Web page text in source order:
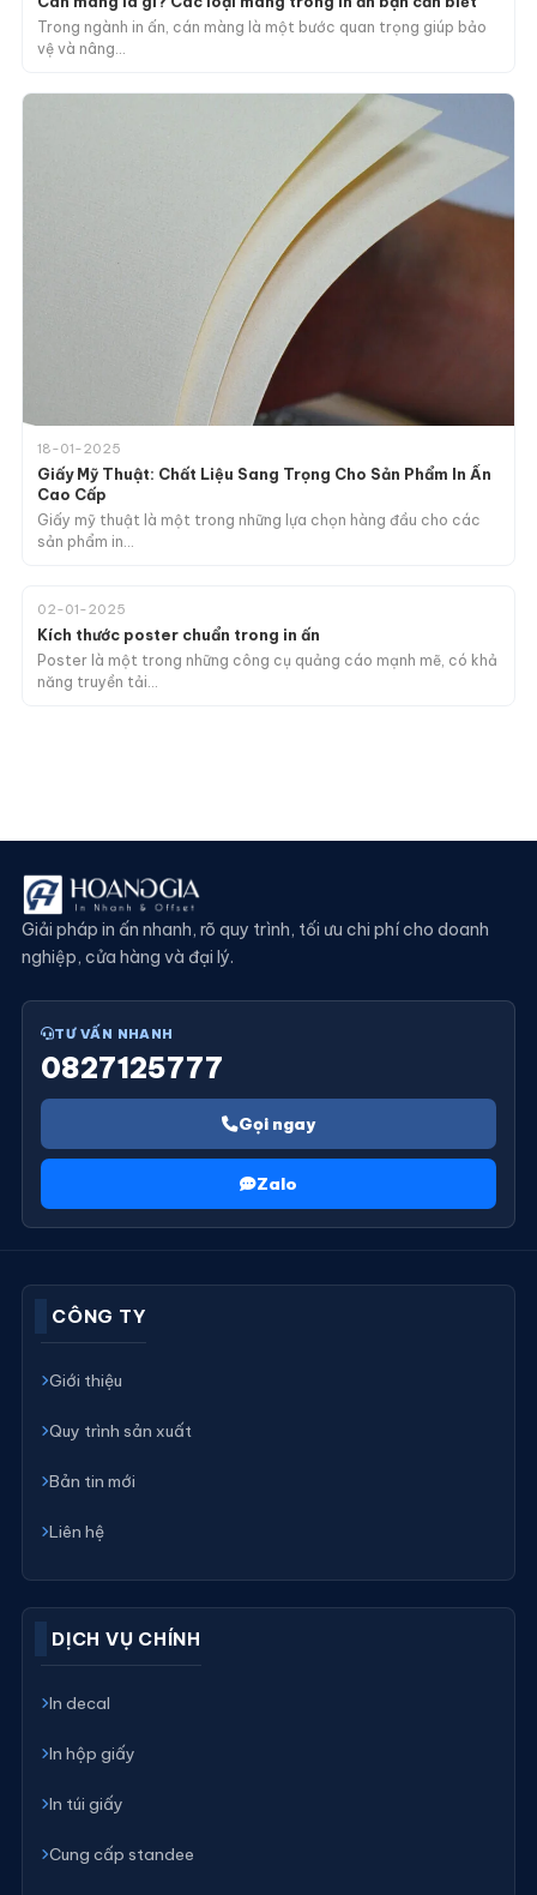
Trong ngành in ấn, cán màng là một bước quan trọng giúp bảo
vệ và nâng…
18-01-2025
Giấy Mỹ Thuật: Chất Liệu Sang Trọng Cho Sản Phẩm In Ấn
Cao Cấp
Giấy mỹ thuật là một trong những lựa chọn hàng đầu cho các
sản phẩm in…
02-01-2025
Kích thước poster chuẩn trong in ấn
Poster là một trong những công cụ quảng cáo mạnh mẽ, có khả
năng truyền tải…
Giải pháp in ấn nhanh, rõ quy trình, tối ưu chi phí cho doanh
nghiệp, cửa hàng và đại lý.
TƯ VẤN NHANH
0827125777
Gọi ngay
Zalo
CÔNG TY
Giới thiệu
Quy trình sản xuất
Bản tin mới
Liên hệ
DỊCH VỤ CHÍNH
In decal
In hộp giấy
In túi giấy
Cung cấp standee